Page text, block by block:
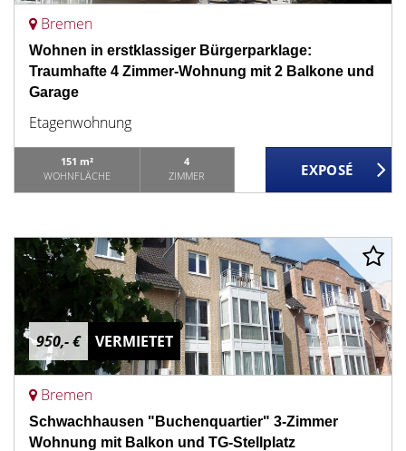
Bremen
Wohnen in erstklassiger Bürgerparklage:
Traumhafte 4 Zimmer-Wohnung mit 2 Balkone und
Garage
Etagenwohnung
151 m²
WOHNFLÄCHE
4
ZIMMER
950,- € VERMIETET
Bremen
Schwachhausen "Buchenquartier" 3-Zimmer
Wohnung mit Balkon und TG-Stellplatz